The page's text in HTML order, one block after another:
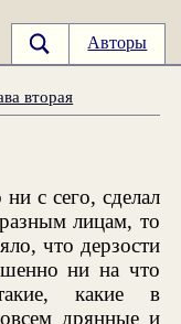
Авторы
вторая
с сего, сделал
лицам, то
что дерзости
ни на что
какие в
дрянные и